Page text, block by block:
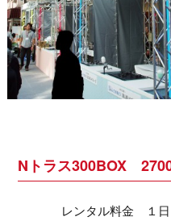
Nトラス300BOX
レンタル料金 １日